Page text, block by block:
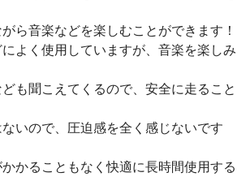
ら音楽などを楽しむことができます！
よく使用していますが、音楽を楽しみ
も聞こえてくるので、安全に走ること
いので、圧迫感を全く感じないです
かることもなく快適に長時間使用する